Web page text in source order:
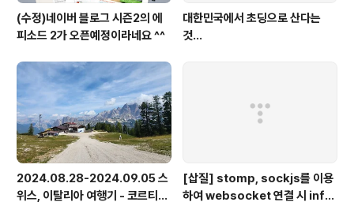
(수정)네이버 블로그 시즌2의 에
피소드 2가 오픈예정이라네요 ^^
대한민국에서 초딩으로 산다는
것...
2024.08.28-2024.09.05 스
위스, 이탈리아 여행기 - 코르티나
[삽질] stomp, sockjs를 이용
하여 websocket 연결 시 info